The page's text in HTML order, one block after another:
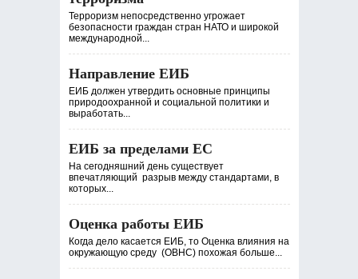
Терроризм непосредственно угрожает
безопасности граждан стран НАТО и широкой
международной...
Направление ЕИБ
ЕИБ должен утвердить основные принципы
природоохранной и социальной политики и
выработать...
ЕИБ за пределами ЕС
На сегодняшний день существует
впечатляющий разрыв между стандартами, в
которых...
Оценка работы ЕИБ
Когда дело касается ЕИБ, то Оценка влияния на
окружающую среду (ОВНС) похожая больше...